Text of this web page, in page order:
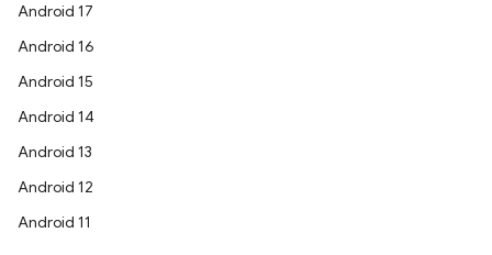
Android 17
Android 16
Android 15
Android 14
Android 13
Android 12
Android 11